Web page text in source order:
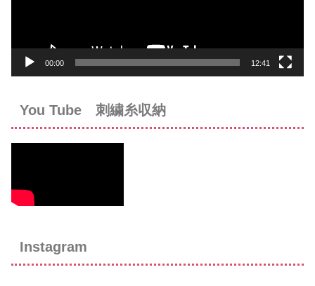
00:00 12:41
You Tube 刺繍糸収納
Instagram